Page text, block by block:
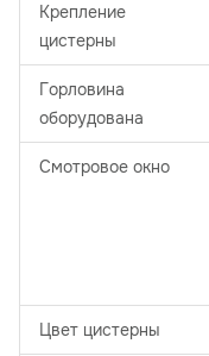
Крепление
цистерны
Горловина
оборудована
Смотровое окно
Цвет цистерны